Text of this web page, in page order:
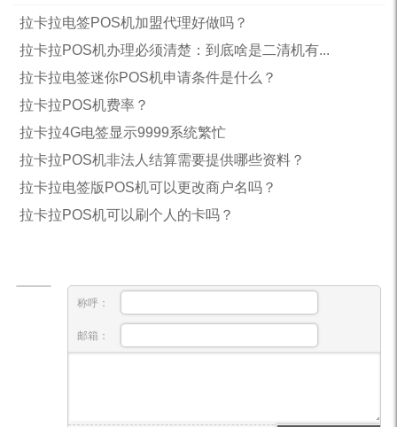
拉卡拉电签POS机加盟代理好做吗？
拉卡拉POS机办理必须清楚：到底啥是二清机有...
拉卡拉电签迷你POS机申请条件是什么？
拉卡拉POS机费率？
拉卡拉4G电签显示9999系统繁忙
拉卡拉POS机非法人结算需要提供哪些资料？
拉卡拉电签版POS机可以更改商户名吗？
拉卡拉POS机可以刷个人的卡吗？
称呼：
邮箱：